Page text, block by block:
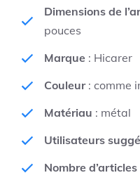
Dimensions de
pouces
Marque : Hicarer
Couleur : comme
Matériau : métal
Utilisateurs
Nombre d’articles